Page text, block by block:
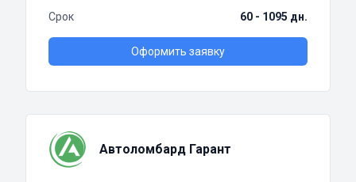
Срок
60 - 1095 дн.
Оформить заявку
Автоломбард Гарант